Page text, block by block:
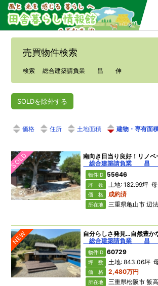
売買物件検索
検索 総合建築請負業 昌 伸
SOLDを除外する
価格 住所 土地面積 建物・専有面
SOLD
南向き日当り良好！リノベ
総合建築請負業
物件ID 55646
坪 数 土地: 182.99坪
価 格 成約済
所在地 三重県亀山市 辺
NEW
自分らしさ発見…自然豊か
総合建築請負業
物件ID 60729
坪 数 土地: 843.06坪
価 格 2,480万円
所在地 三重県松阪市 飯